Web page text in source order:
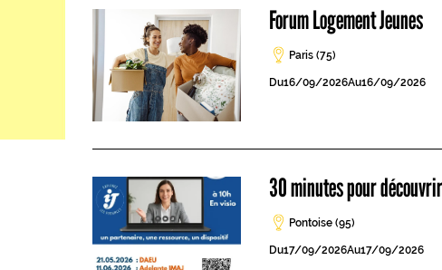
Forum Logement Jeunes
Paris (75)
Du16/09/2026Au16/09/2026
30 minutes pour
Pontoise (95)
Du17/09/2026Au17/09/2026